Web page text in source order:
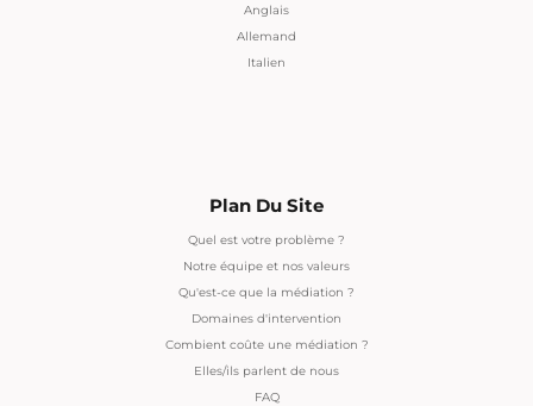
Anglais
Allemand
Italien
Plan Du Site
Quel est votre problème ?
Notre équipe et nos valeurs
Qu'est-ce que la médiation ?
Domaines d'intervention
Combient coûte une médiation ?
Elles/ils parlent de nous
FAQ